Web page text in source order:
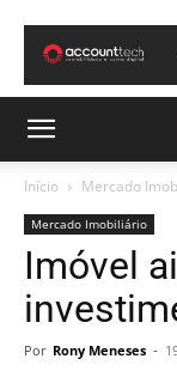
Início Mercado
Mercado Imobiliário
Imóvel
Por Rony Meneses -